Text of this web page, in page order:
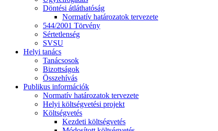
Döntési átláthatóság
Normatív határozatok tervezete
544/2001 Törvény
Sértetlenség
SVSU
Helyi tanács
Tanácsosok
Bizottságok
Összehívás
Publikus információk
Normatív határozatok tervezete
Helyi költségvetési projekt
Költségvetés
Kezdeti költségvetés